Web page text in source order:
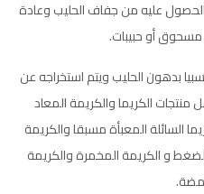
الحصول عليه من جفاف الحليب وعادة
أو حبيبات.
بدهون الحليب ويتم استخراجه عن
الكريما والكريمة المعاد
السائلة المعبأة مسبقا والكريمة
و الكريمة المخمرة والكريمة